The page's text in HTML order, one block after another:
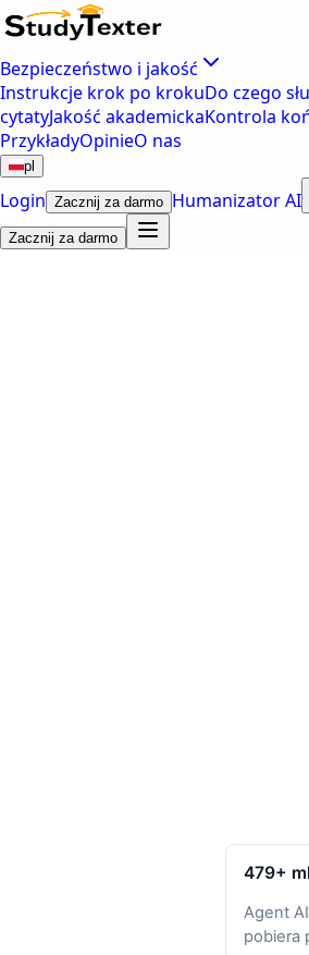
Bezpieczeństwo i jakość
Instrukcje krok po krokuDo czego
cytatyJakość akademickaKontrola
PrzykładyOpinieO nas
pl
Login Zacznij za darmo Humanizator AI
Zacznij za darmo
479+
Agent
pobiera